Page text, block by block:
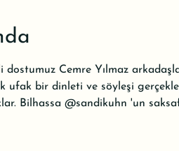
Cemre Yılmaz
ufak bir dinleti ve söyleşi
Bilhassa @sandikuhn 'un